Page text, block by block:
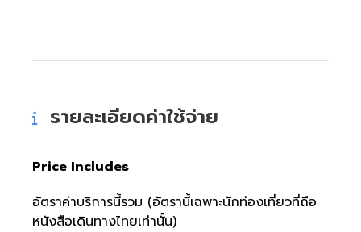
รายละเอียดค่าใช้จ่าย
Price Includes
อัตราค่าบริการนี้รวม (อัตรานี้เฉพาะนักท่องเที่ยวที่ถือ
หนังสือเดินทางไทยเท่านั้น)